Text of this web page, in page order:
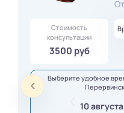
Стоимость
консультации
3500 руб
Выберите удобное
10